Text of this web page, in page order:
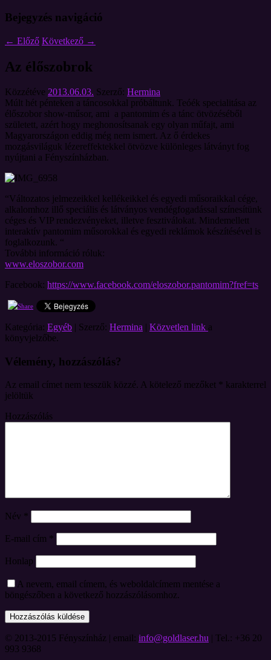
Bejegyzés navigáció
← Előző Következő →
Az élőszobrok
Közzétéve 2013.06.03. Szerző: Hermina
Múlt hét pénteken a táncosokkal próbáltunk. Teóék specialitása az
élőszobor show-műsor, ami a pantomim és a tánc ötvözéséből
született, azért hogy meghonosítsanak egy olyan műfajt, ami
Magyarországon eddig még nem ismert. Az ő érdekes
mozgásviláguk lézereffektekkel ötvözve különleges látványt fog
nyújtani a Fényszínházban.
“Változatos jelmezeikkel kellékeikkel és egyedi műsoraikkal cége,
alkalomhoz illő speciális és látványos vendégfogadással színesítünk
céges és VIP rendezvényeket, illetve fesztiválokat. Mindemellett
interaktív pantomim műsorokkal és egyedi reklámok készítésével is
foglalkozunk. “
További információ róluk:
www.eloszobor.com
Facebook: https://www.facebook.com/eloszobor.pantomim?fref=ts
Kategória: Egyéb | Szerző: Hermina | Közvetlen link a
könyvjelzőbe.
Vélemény, hozzászólás?
Az email címet nem tesszük közzé. A kötelező mezőket * karakterrel
jelöltük
Hozzászólás
Név *
E-mail cím *
Honlap
A nevem, email címem, és weboldalcímem mentése a
böngészőben a következő hozzászólásomhoz.
© 2013-2015 Fényszínház | email: info@goldlaser.hu | Tel.: +36 20
993 9368